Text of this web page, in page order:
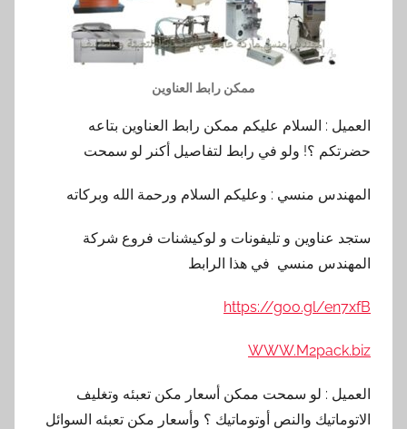
ممكن رابط العناوين
العميل : السلام عليكم ممكن رابط العناوين بتاعه
حضرتكم ؟! ولو في رابط لتفاصيل أكنر لو سمحت
المهندس منسي : وعليكم السلام ورحمة الله وبركاته
ستجد عناوين و تليفونات و لوكيشنات فروع شركة
المهندس منسي في هذا الرابط
https://goo.gl/en7xfB
WWW.M2pack.biz
العميل : لو سمحت ممكن أسعار مكن تعبئه وتغليف
الاتوماتيك والنص أوتوماتيك ؟ وأسعار مكن تعبئه السوائل